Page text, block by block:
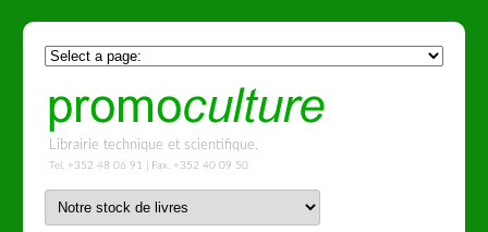
Librairie technique et scientifique.
Tel. +352 48 06 91 | Fax. +352 40 09 50